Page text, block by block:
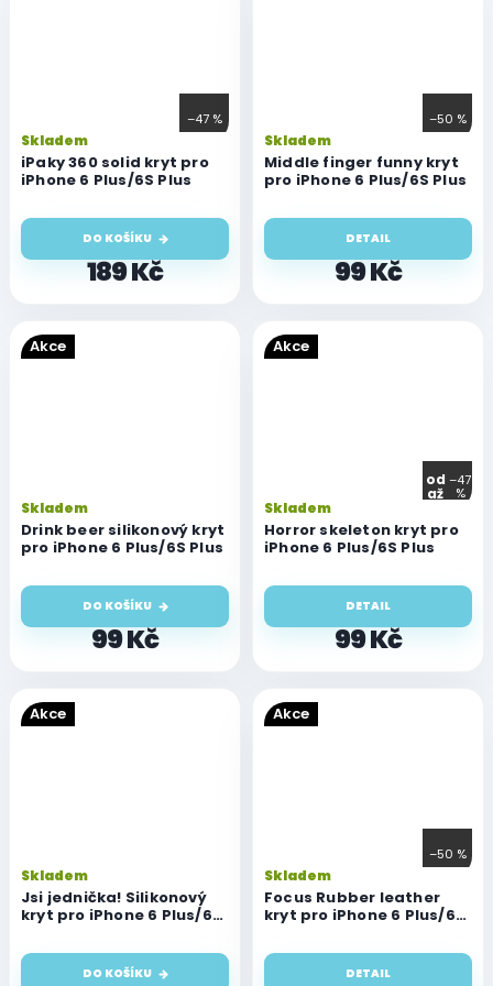
–47 %
iPaky 360 solid kryt pro
iPhone 6 Plus/6S Plus
Skladem
189 Kč
DO KOŠÍKU
–50 %
Middle finger funny kryt
pro iPhone 6 Plus/6S Plus
Skladem
99 Kč
DETAIL
Akce
Drink beer silikonový kryt
pro iPhone 6 Plus/6S Plus
Skladem
99 Kč
DO KOŠÍKU
Akce
od
až
–47
%
Horror skeleton kryt pro
iPhone 6 Plus/6S Plus
Skladem
99 Kč
DETAIL
Akce
Jsi jednička! Silikonový
kryt pro iPhone 6 Plus/6S
Skladem
DO KOŠÍKU
Akce
–50 %
Focus Rubber leather
kryt pro iPhone 6 Plus/6S
Skladem
DETAIL